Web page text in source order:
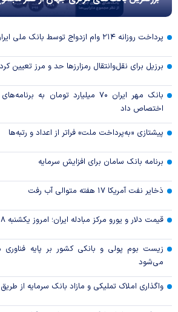
پرداخت روزانه ۲۱۴ وام ازدواج توسط بانک ملی ایران
برزیل برای نقل‌وانتقال رمزارزها حد و مرز تعیین کرد
بانک مهر ایران ۷۰ میلیارد تومان به
اختصاص داد
پیشتازی «به‌پرداخت ملت» فراتر از اعداد و رتبه‌ها
برنامه بانک سامان برای افزایش سرمایه
ذخایر نفت آمریکا ۱۷ هفته متوالی آب رفت
قیمت دلار و یورو مرکز مبادله ایران؛ امروز یکشنبه ۱۸ مرداد ۱۴۰۵
زیست بوم پولی و بانکی کشور بر پایه
می‌شود
واگذاری املاک تملیکی و مازاد بانک سرمایه از